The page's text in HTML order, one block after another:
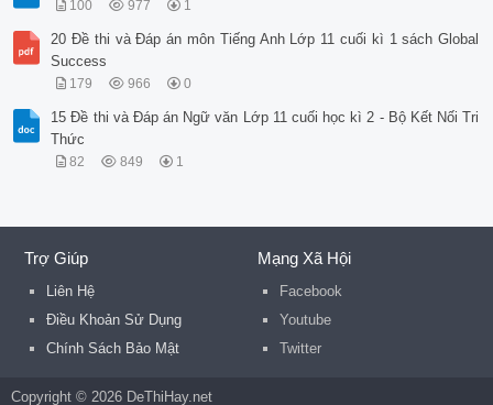
100 977 1
20 Đề thi và Đáp án môn Tiếng Anh Lớp 11 cuối kì 1 sách Global
Success
179 966 0
15 Đề thi và Đáp án Ngữ văn Lớp 11 cuối học kì 2 - Bộ Kết Nối Tri
Thức
82 849 1
Trợ Giúp
Liên Hệ
Điều Khoản Sử Dụng
Chính Sách Bảo Mật
Mạng Xã Hội
Facebook
Youtube
Twitter
Copyright © 2026 DeThiHay.net